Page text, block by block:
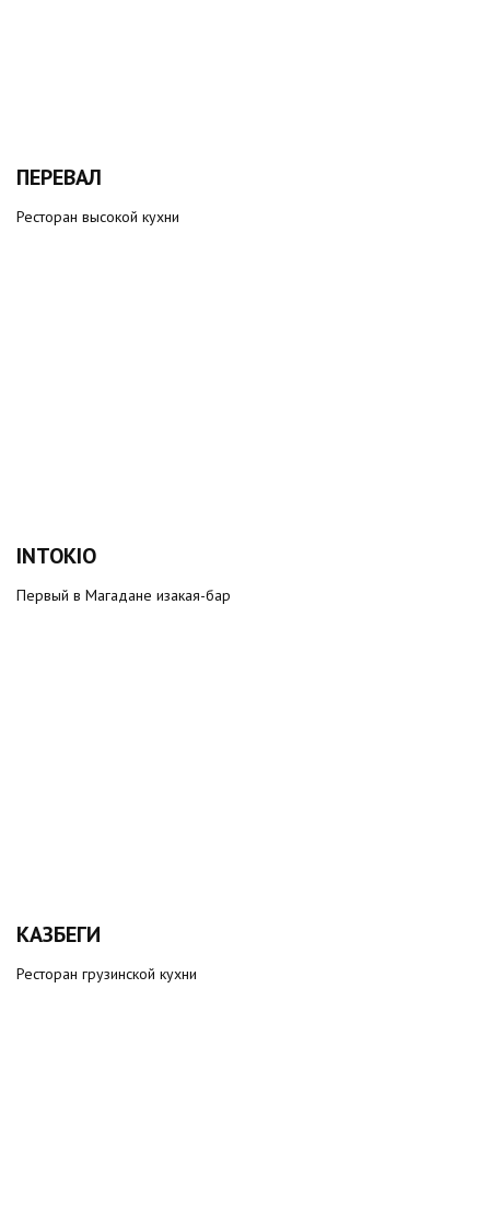
ПЕРЕВАЛ
Ресторан высокой кухни
INTOKIO
Первый в Магадане изакая-бар
КАЗБЕГИ
Ресторан грузинской кухни